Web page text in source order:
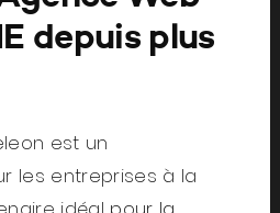
depuis plus
est un
les entreprises à la